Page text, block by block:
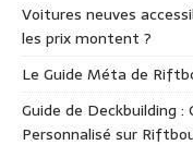
Voitures neuves
les prix montent ?
Le Guide Méta de
Guide de Deckbuilding
Personnalisé sur